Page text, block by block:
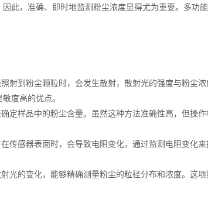
此，准确、即时地监测粉尘浓度显得尤为重要。多功能
到粉尘颗粒时，会发生散射，散射光的强度与粉尘浓
度高的优点。
样品中的粉尘含量。虽然这种方法准确性高，但操作
感器表面时，会导致电阻变化，通过监测电阻变化来
的变化，能够精确测量粉尘的粒径分布和浓度。这项